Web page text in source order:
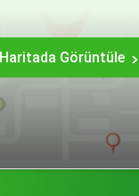
Haritada Görüntüle